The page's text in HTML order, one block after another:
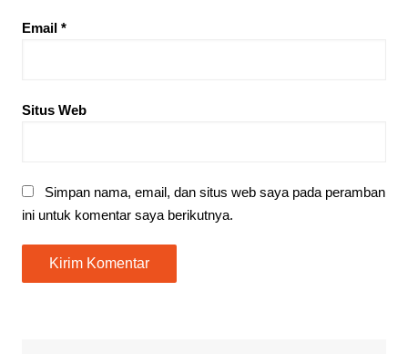
Email *
Situs Web
Simpan nama, email, dan situs web saya pada peramban
ini untuk komentar saya berikutnya.